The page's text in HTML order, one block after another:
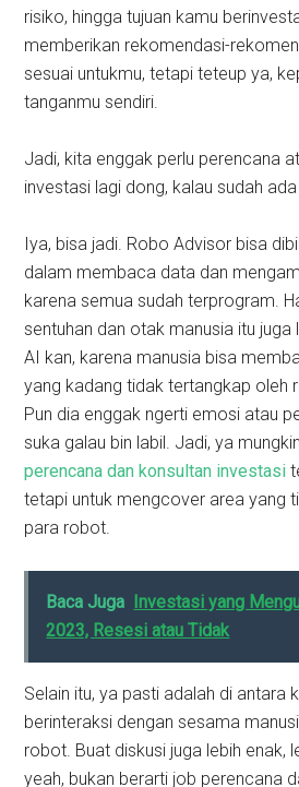
risiko, hingga tujuan kamu
memberikan rekomendasi-
sesuai untukmu, tetapi teteup ya,
tanganmu sendiri.
Jadi, kita enggak perlu perencana
investasi lagi dong, kalau sudah
Iya, bisa jadi. Robo Advisor bisa
dalam membaca data dan
karena semua sudah terprogram.
sentuhan dan otak manusia itu juga
AI kan, karena manusia bisa
yang kadang tidak tertangkap oleh
Pun dia enggak ngerti emosi atau
suka galau bin labil. Jadi, ya
perencana dan konsultan investasi
tetapi untuk mengcover area yang
para robot.
Baca Juga Investasi yang
2023, Resesi atau Tidak
Selain itu, ya pasti adalah di antara
berinteraksi dengan sesama
robot. Buat diskusi juga lebih enak,
yeah, bukan berarti job perencana